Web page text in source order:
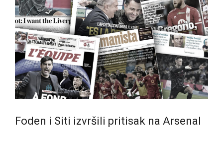
Foden i Siti izvršili pritisak na Arsenal